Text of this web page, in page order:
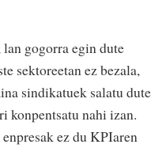
gogorra egin dute
sektoreetan ez bezala,
sindikatuek salatu dute
konpentsatu nahi izan.
ez du KPIaren